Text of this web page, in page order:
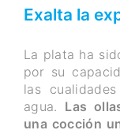
Exalta la
La plata ha
por su
las
agua. Las
una cocción